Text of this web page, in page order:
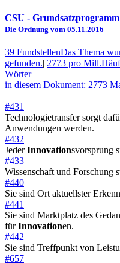
CSU - Grundsatzprogramm
Die Ordnung vom 05.11.2016
39 FundstellenDas Thema
gefunden.| 2773 pro Mill.
Wörter
in diesem Dokument: 2773
#431
Technologietransfer sorgt
Anwendungen werden.
#432
JederInnovationsvorsprung
#433
Wissenschaft und Forschung
#440
Sie sind Ort aktuellster
#441
Sie sind Marktplatz des
fürInnovationen.
#442
Sie sind Treffpunkt von
#657